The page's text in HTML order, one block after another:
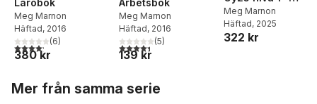
Lärobok
Meg Marnon
Häftad, 2016
4,2utav 5 stjärnor. Totalt antal röster:
(6)
380 kr
Arbetsbok
Meg Marnon
Häftad, 2016
4,4utav 5 stjärnor. Totalt antal röster:
(5)
139 kr
Lärobok
Meg Marnon
Häftad, 2025
322 kr
Mer från samma serie